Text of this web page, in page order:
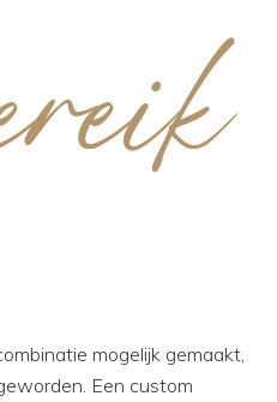
mogelijk gemaakt,
Een custom